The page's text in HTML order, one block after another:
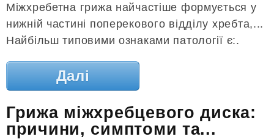
Міжхребетна грижа найчастіше формується у
нижній частині поперекового відділу хребта,...
Найбільш типовими ознаками патології є:.
Далі
Грижа міжхребцевого диска:
причини, симптоми та...